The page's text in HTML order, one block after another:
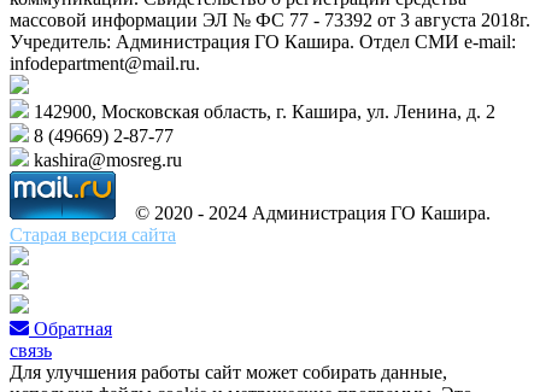
массовой информации ЭЛ № ФС 77 - 73392 от 3 августа 2018г.
Учредитель: Администрация ГО Кашира. Отдел СМИ e-mail:
infodepartment@mail.ru.
142900, Московская область, г. Кашира, ул. Ленина, д. 2
8 (49669) 2-87-77
kashira@mosreg.ru
© 2020 - 2024 Администрация ГО Кашира.
Старая версия сайта
Обратная
связь
Для улучшения работы сайт может собирать данные,